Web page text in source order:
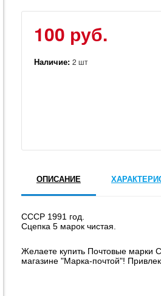
100 руб.
Наличие: 2 шт
ОПИСАНИЕ
СССР 1991 год.
Сцепка 5 марок чистая.
Желаете купить Почтовые марки
магазине "Марка-почтой"!